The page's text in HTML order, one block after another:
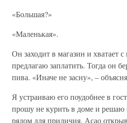
«Большая?»
«Маленькая».
Он заходит в магазин и хватает
предлагаю заплатить. Тогда он
пива. «Иначе не засну», –
Я устраиваю его поудобнее в
прошу не курить в доме и решаю
рядом для приличия. Асао